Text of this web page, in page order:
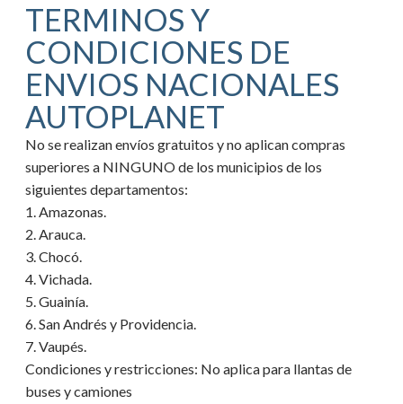
TERMINOS Y
CONDICIONES DE
ENVIOS NACIONALES
AUTOPLANET
No se realizan envíos gratuitos y no aplican compras
superiores a NINGUNO de los municipios de los
siguientes departamentos:
1. Amazonas.
2. Arauca.
3. Chocó.
4. Vichada.
5. Guainía.
6. San Andrés y Providencia.
7. Vaupés.
Condiciones y restricciones: No aplica para llantas de
buses y camiones